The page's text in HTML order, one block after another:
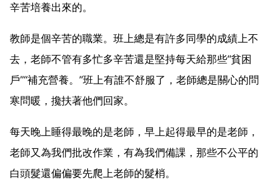
辛苦培養出來的。
教師是個辛苦的職業。班上總是有許多同學的成績上不
去，老師不管有多忙多辛苦還是堅持每天給那些“貧困
戶”“補充營養。”班上有誰不舒服了，老師總是關心的問
寒問暖，攙扶著他們回家。
每天晚上睡得最晚的是老師，早上起得最早的是老師，
老師又為我們批改作業，有為我們備課，那些不公平的
白頭髮還偏偏要先爬上老師的髮梢。